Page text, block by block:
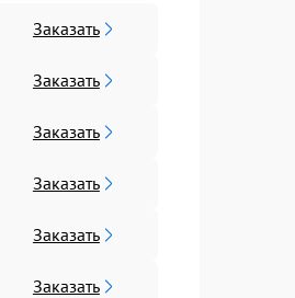
Заказать
Заказать
Заказать
Заказать
Заказать
Заказать